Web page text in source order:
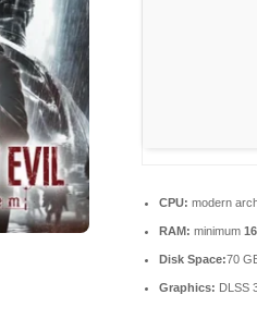
CPU: modern
RAM: minimum
Disk Space:70
Graphics: DLSS